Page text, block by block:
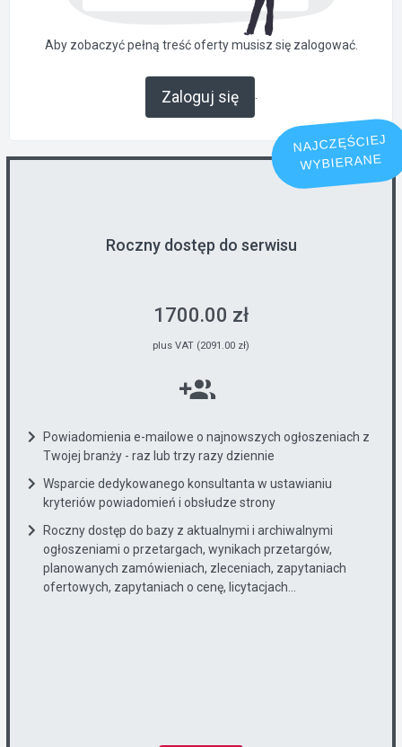
Aby zobaczyć pełną treść oferty musisz się zalogować.
Zaloguj się .
NAJCZĘŚCIEJ
WYBIERANE
Roczny dostęp do serwisu
1700.00 zł
plus VAT (2091.00 zł)
Powiadomienia e-mailowe o najnowszych ogłoszeniach z
Twojej branży - raz lub trzy razy dziennie
Wsparcie dedykowanego konsultanta w ustawianiu
kryteriów powiadomień i obsłudze strony
Roczny dostęp do bazy z aktualnymi i archiwalnymi
ogłoszeniami o przetargach, wynikach przetargów,
planowanych zamówieniach, zleceniach, zapytaniach
ofertowych, zapytaniach o cenę, licytacjach...